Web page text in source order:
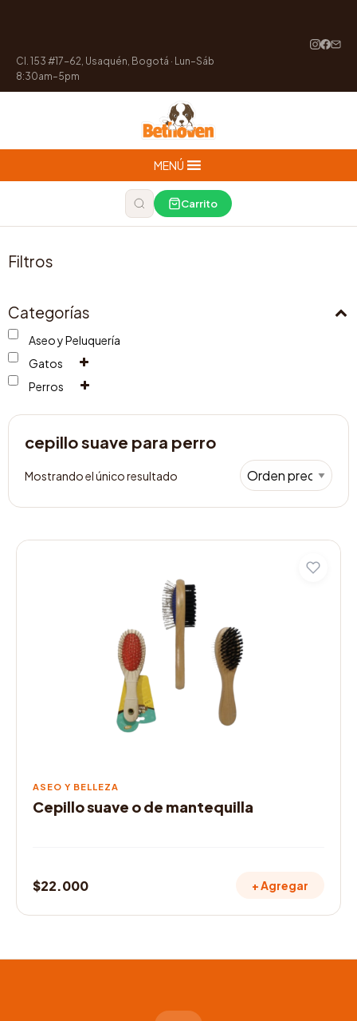
Cl. 153 #17-62, Usaquén, Bogotá · Lun–Sáb
8:30am–5pm
MENÚ
Carrito
Filtros
Categorías
Aseo y Peluquería
Gatos
Perros
cepillo suave para perro
Mostrando el único resultado
ASEO Y BELLEZA
Cepillo suave o de mantequilla
$22.000 + Agregar